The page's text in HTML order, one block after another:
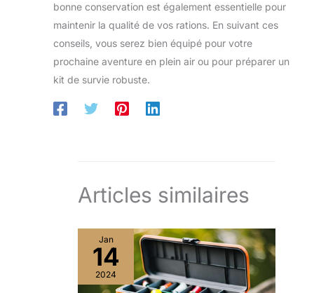
bonne conservation est également essentielle pour
maintenir la qualité de vos rations. En suivant ces
conseils, vous serez bien équipé pour votre
prochaine aventure en plein air ou pour préparer un
kit de survie robuste.
Articles similaires
Jan
14
2024